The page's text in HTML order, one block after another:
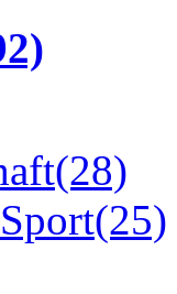
(28)
(25)